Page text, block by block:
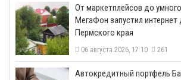
От маркетплейсов до
МегаФон запустил
Пермского края
06 августа 2026, 17:10 261
​Автокредитный портфель